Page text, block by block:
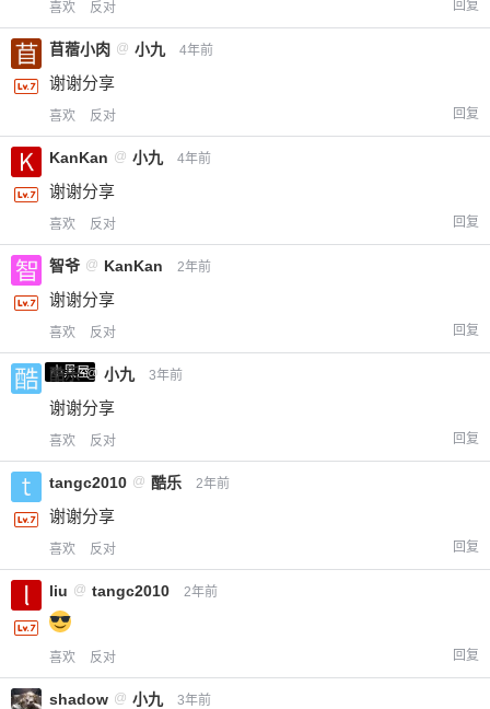
喜欢 反对 回复
苜蓿小肉 @ 小九 4年前
谢谢分享
喜欢 反对 回复
KanKan @ 小九 4年前
谢谢分享
喜欢 反对 回复
智爷 @ KanKan 2年前
谢谢分享
喜欢 反对 回复
小黑屋
酷乐 @ 小九 3年前
谢谢分享
喜欢 反对 回复
tangc2010 @ 酷乐 2年前
谢谢分享
喜欢 反对 回复
liu @ tangc2010 2年前
喜欢 反对 回复
shadow @ 小九 3年前